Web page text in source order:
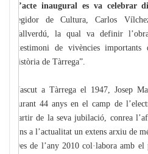
L’acte inaugural es va celebrar
regidor de Cultura, Carlos
Vallverdú, la qual va definir
“testimoni de vivències
història de Tàrrega”.
Nascut a Tàrrega el 1947, Josep
durant 44 anys en el camp de
partir de la seva jubilació, conrea
fins a l’actualitat un extens arxiu de
Des de l’any 2010 col·labora amb